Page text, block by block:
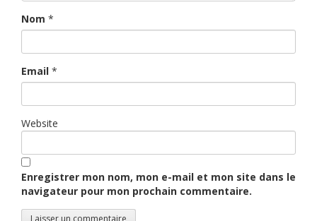
Nom *
Email *
Website
Enregistrer mon nom, mon e-mail et mon site dans le
navigateur pour mon prochain commentaire.